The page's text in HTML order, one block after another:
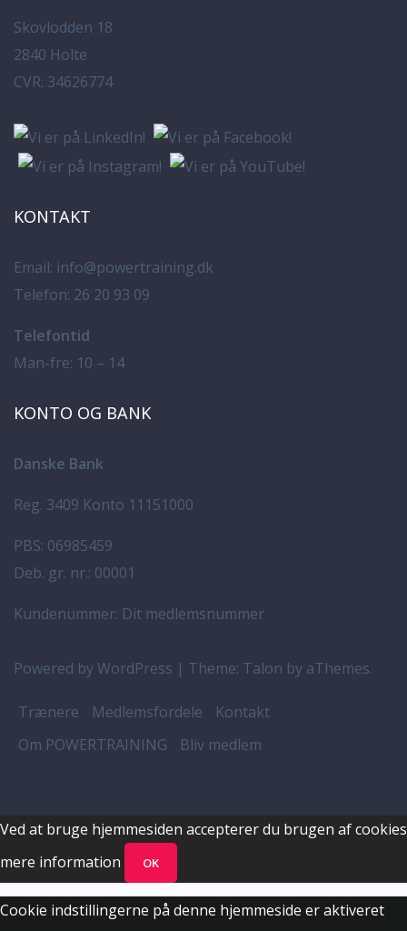
Skovlodden 18
2840 Holte
CVR: 34626774
KONTAKT
Email: info@powertraining.dk
Telefon: 26 20 93 09
Telefontid
Man-fre: 10 – 14
KONTO OG BANK
Danske Bank
Reg. 3409 Konto 11151000
PBS: 06985459
Deb. gr. nr.: 00001
Kundenummer: Dit medlemsnummer
Powered by WordPress | Theme: Talon by aThemes.
Trænere Medlemsfordele
Kontakt
Om POWERTRAINING
Bliv medlem
Ved at bruge hjemmesiden accepterer du brugen af cookies
mere information
OK
Cookie indstillingerne på denne hjemmeside er aktiveret